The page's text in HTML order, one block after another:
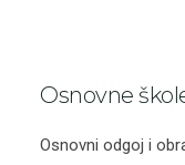
Osnovne
Osnovni odgoj i